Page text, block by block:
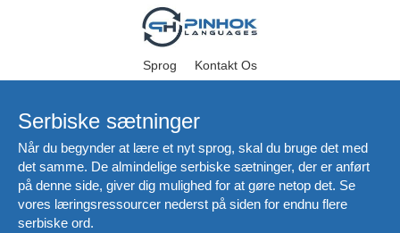
Sprog Kontakt Os
Serbiske sætninger
Når du begynder at lære et nyt sprog, skal du bruge det med
det samme. De almindelige serbiske sætninger, der er anført
på denne side, giver dig mulighed for at gøre netop det. Se
vores læringsressourcer nederst på siden for endnu flere
serbiske ord.